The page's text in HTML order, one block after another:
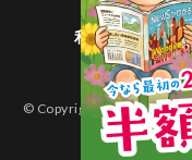
利用規約
プ
個人情
© Copyright 2026子ども